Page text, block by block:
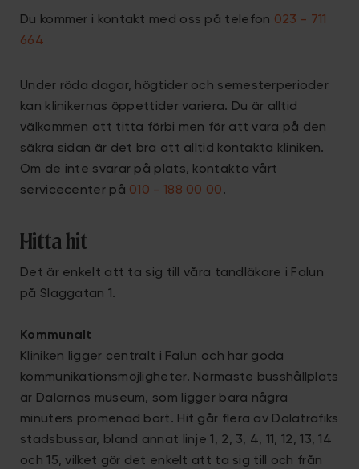
Du kommer i kontakt med oss på telefon 023 - 711
664
Under röda dagar, högtider och semesterperioder
kan klinikernas öppettider variera. Du är alltid
välkommen att titta förbi men för att vara på den
säkra sidan är det bra att alltid kontakta kliniken.
Om de inte svarar på plats, kontakta vårt
servicecenter på 010 - 188 00 00.
Hitta hit
Det är enkelt att ta sig till våra tandläkare i Falun
på Slaggatan 1.
Kommunalt
Kliniken ligger centralt i Falun och har goda
kommunikationsmöjligheter. Närmaste busshållplats
är Dalarnas museum, som ligger bara några
minuters promenad bort. Hit går flera av Dalatrafiks
stadsbussar, bland annat linje 1, 2, 3, 4, 11, 12, 13, 14
och 15, vilket gör det enkelt att ta sig till och från